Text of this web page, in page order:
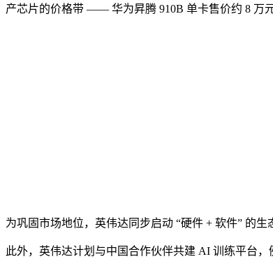
产芯片的价格带 —— 华为昇腾 910B 单卡售价约 8 万
为巩固市场地位，英伟达同步启动 “硬件 + 软件” 的
此外，英伟达计划与中国合作伙伴共建 AI 训练平台